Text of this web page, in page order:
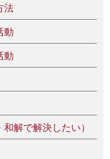
法
動
動
解で解決したい）